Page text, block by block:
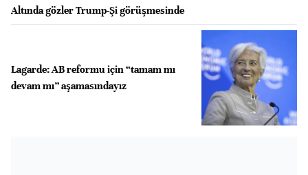
Altında gözler Trump-Şi görüşmesinde
Lagarde: AB reformu için “tamam mı
devam mı” aşamasındayız